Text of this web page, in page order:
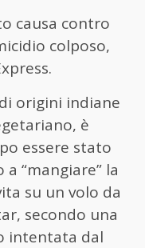
causa contro
colposo,
origini indiane
è
essere stato
“mangiare” la
su un volo da
secondo una
intentata dal